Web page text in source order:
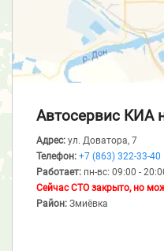
Автосервис КИА
Адрес: ул. Доватора, 7
Телефон: +7 (863) 322-33-40
Работает: пн-вс: 09:00 -
Сейчас СТО закрыто, но
Район: Змиёвка